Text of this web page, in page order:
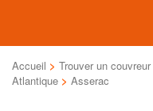
Accueil > Trouver un
Atlantique > Asserac